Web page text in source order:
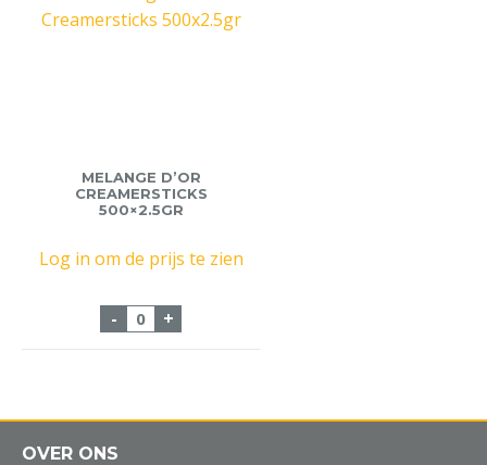
MELANGE D’OR
CREAMERSTICKS
500×2.5GR
Log in om de prijs te zien
- Melange d'Or Creamersticks 500x2.5gr
+
OVER ONS